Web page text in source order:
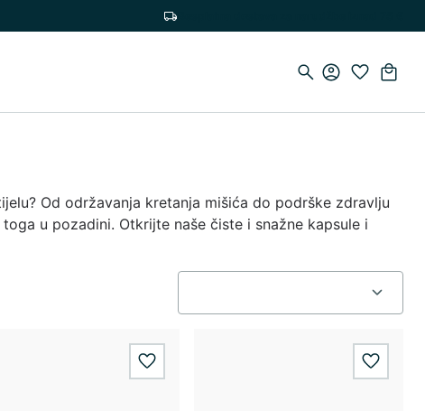
Od održavanja kretanja mišića do podrške zdravlju
u pozadini. Otkrijte naše čiste i snažne kapsule i
wishlist.add